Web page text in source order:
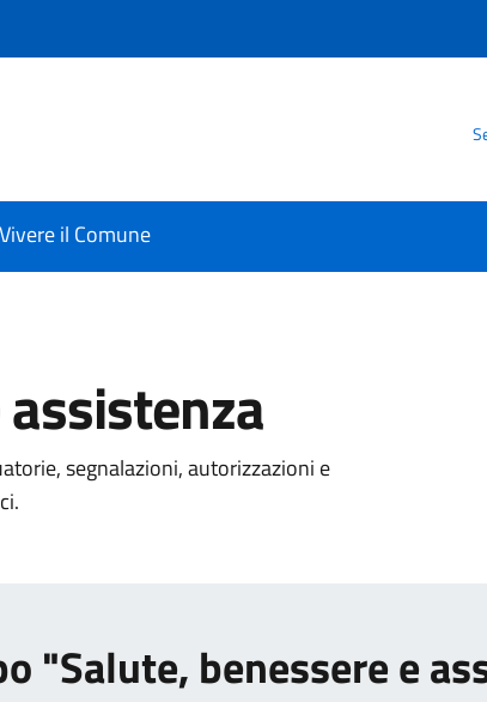
Vivere il Comune
segnalazioni, autorizzazioni e
"Salute, benessere e